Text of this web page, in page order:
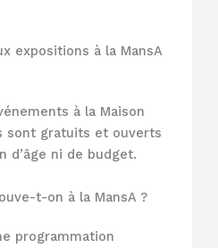
expositions à la MansA
à la Maison
sont gratuits et ouverts
d’âge ni de budget.
t-on à la MansA ?
programmation